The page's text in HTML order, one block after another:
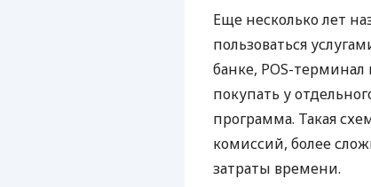
Еще несколько лет
пользоваться
банке, POS-
покупать у
программа. Такая
комиссий, более
затраты времени.